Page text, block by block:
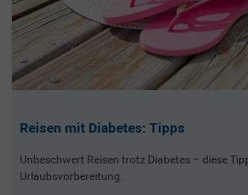
Reisen mit Diabetes: Tipps
Unbeschwert Reisen trotz Diabetes – diese
Urlaubsvorbereitung.